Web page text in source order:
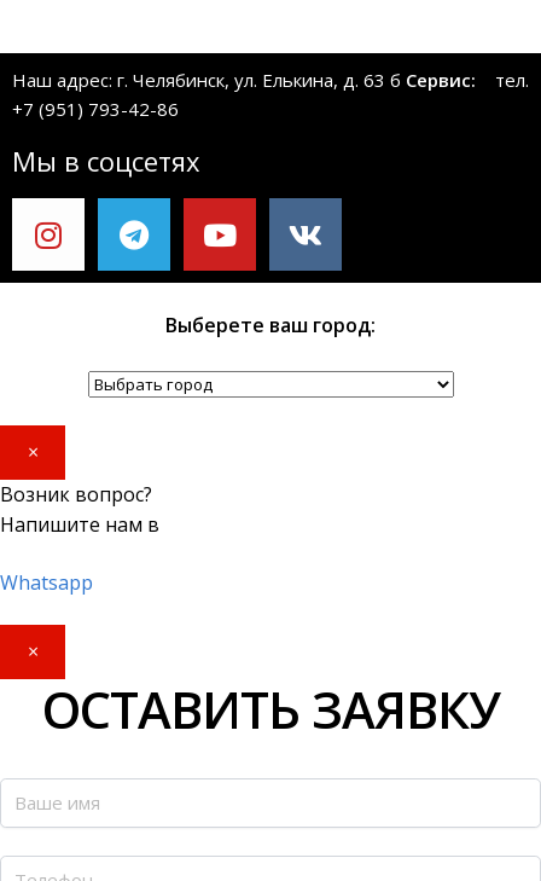
Наш адрес: г. Челябинск, ул. Елькина, д. 63 б Сервис: тел.
+7 (951) 793-42-86
Мы в соцсетях
Выберете ваш город:
×
Возник вопрос?
Напишите нам в
Whatsapp
×
ОСТАВИТЬ ЗАЯВКУ